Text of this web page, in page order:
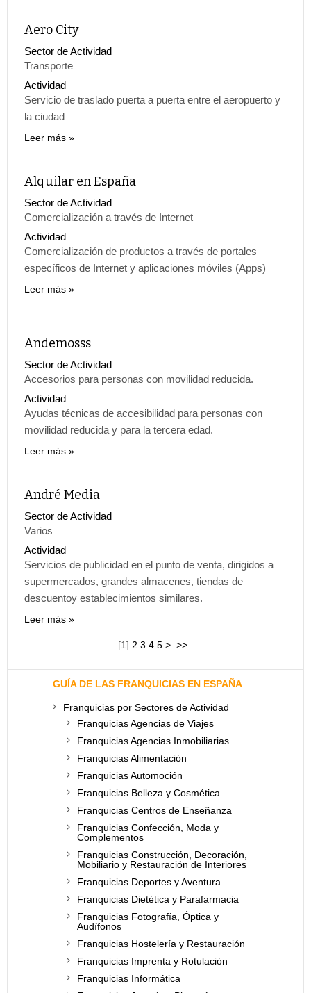
Aero City
Sector de Actividad
Transporte
Actividad
Servicio de traslado puerta a puerta entre el aeropuerto y
la ciudad
Leer más
Alquilar en España
Sector de Actividad
Comercialización a través de Internet
Actividad
Comercialización de productos a través de portales
específicos de Internet y aplicaciones móviles (Apps)
Leer más
Andemosss
Sector de Actividad
Accesorios para personas con movilidad reducida.
Actividad
Ayudas técnicas de accesibilidad para personas con
movilidad reducida y para la tercera edad.
Leer más
André Media
Sector de Actividad
Varios
Actividad
Servicios de publicidad en el punto de venta, dirigidos a
supermercados, grandes almacenes, tiendas de
descuentoy establecimientos similares.
Leer más
[1] 2 3 4 5 > >>
GUÍA DE LAS FRANQUICIAS EN ESPAÑA
Franquicias por Sectores de Actividad
Franquicias Agencias de Viajes
Franquicias Agencias Inmobiliarias
Franquicias Alimentación
Franquicias Automoción
Franquicias Belleza y Cosmética
Franquicias Centros de Enseñanza
Franquicias Confección, Moda y
Complementos
Franquicias Construcción, Decoración,
Mobiliario y Restauración de Interiores
Franquicias Deportes y Aventura
Franquicias Dietética y Parafarmacia
Franquicias Fotografía, Óptica y
Audífonos
Franquicias Hostelería y Restauración
Franquicias Imprenta y Rotulación
Franquicias Informática